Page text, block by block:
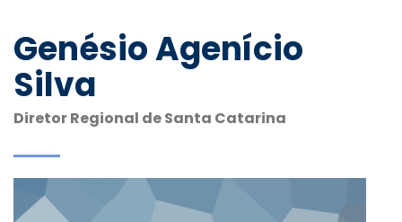
Genésio Agenício
Silva
Diretor Regional de Santa Catarina